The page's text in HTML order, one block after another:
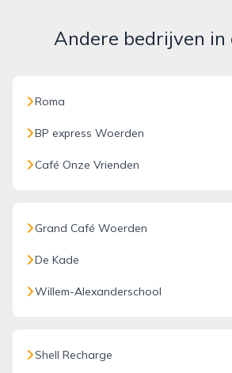
Andere bedrijven in
Roma
BP express Woerden
Café Onze Vrienden
Grand Café Woerden
De Kade
Willem-Alexanderschool
Shell Recharge